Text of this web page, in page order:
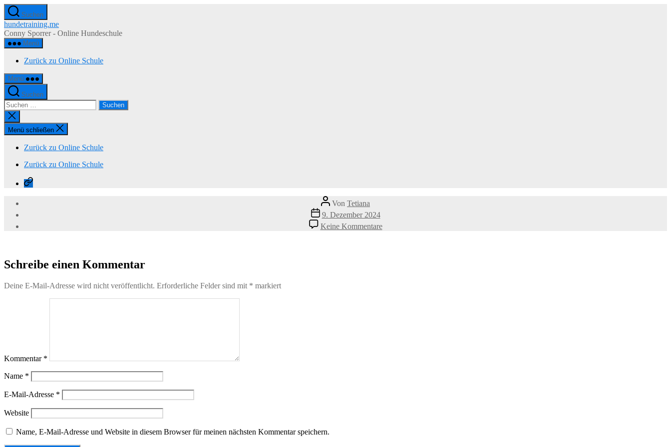
Zum
Inhalt
springen
Suchen
hundetraining.me
Conny Sporrer - Online Hundeschule
Menü
Zurück zu Online Schule
Menü
Suchen
Suchen
nach:
Suche
schließen
Menü schließen
Zurück zu Online Schule
Zurück zu Online Schule
Zurück
zu
Beitragsautor
Von Tetiana
Veröffentlichungsdatum
9. Dezember 2024
Keine Kommentarezu
Schreibe einen Kommentar
Deine E-Mail-Adresse wird nicht veröffentlicht. Erforderliche Felder sind mit * markiert
Kommentar *
Name *
E-Mail-Adresse *
Website
Name, E-Mail-Adresse und Website in diesem Browser für meinen nächsten Kommentar speichern.